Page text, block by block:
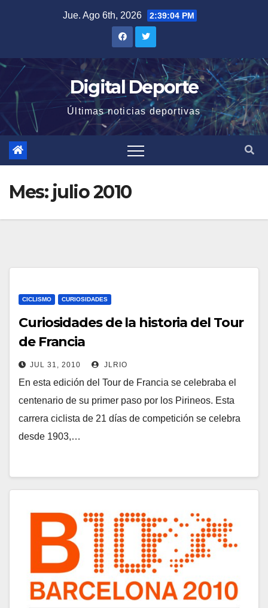
Jue. Ago 6th, 2026 2:39:05 PM
Digital Deporte
Últimas noticias deportivas
Mes: julio 2010
CICLISMO CURIOSIDADES
Curiosidades de la historia del Tour
de Francia
JUL 31, 2010 JLRIO
En esta edición del Tour de Francia se celebraba el
centenario de su primer paso por los Pirineos. Esta
carrera ciclista de 21 días de competición se celebra
desde 1903,…